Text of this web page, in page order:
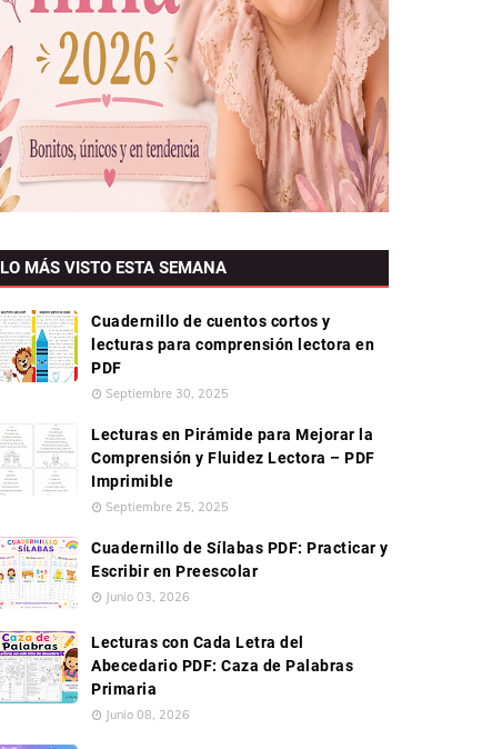
LO MÁS VISTO ESTA SEMANA
Cuadernillo de cuentos cortos y
lecturas para comprensión lectora en
PDF
Septiembre 30, 2025
Lecturas en Pirámide para Mejorar la
Comprensión y Fluidez Lectora – PDF
Imprimible
Septiembre 25, 2025
Cuadernillo de Sílabas PDF: Practicar y
Escribir en Preescolar
Junio 03, 2026
Lecturas con Cada Letra del
Abecedario PDF: Caza de Palabras
Primaria
Junio 08, 2026